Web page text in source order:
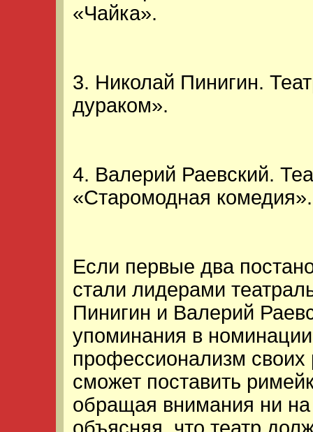
«Чайка».
3. Николай Пинигин.
дураком».
4. Валерий Раевский.
«Старомодная комедия».
Если первые два
стали лидерами
Пинигин и Валерий
упоминания в
профессионализм
сможет поставить
обращая внимания ни на